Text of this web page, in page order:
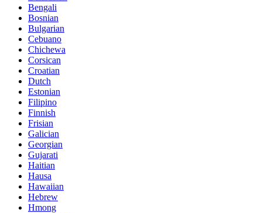
Bengali
Bosnian
Bulgarian
Cebuano
Chichewa
Corsican
Croatian
Dutch
Estonian
Filipino
Finnish
Frisian
Galician
Georgian
Gujarati
Haitian
Hausa
Hawaiian
Hebrew
Hmong